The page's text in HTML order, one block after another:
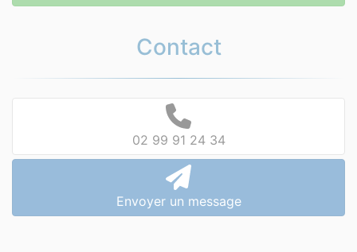
Contact
02 99 91 24 34
Envoyer un message